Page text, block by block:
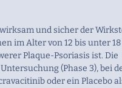
und sicher der
im Alter von 12 bis unter 18
Plaque-Psoriasis ist. Die
(Phase 3), bei
oder ein Placebo